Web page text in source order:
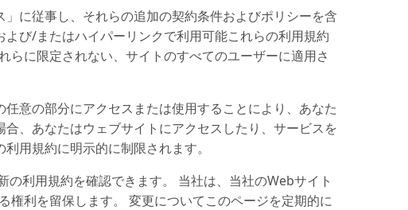
に従事し、それらの追加の契約条件およびポリシーを含
び/またはハイパーリンクで利用可能これらの利用規約
に限定されない、サイトのすべてのユーザーに適用さ
意の部分にアクセスまたは使用することにより、あなた
、あなたはウェブサイトにアクセスしたり、サービスを
用規約に明示的に制限されます。
利用規約を確認できます。 当社は、当社のWebサイト
利を留保します。 変更についてこのページを定期的に